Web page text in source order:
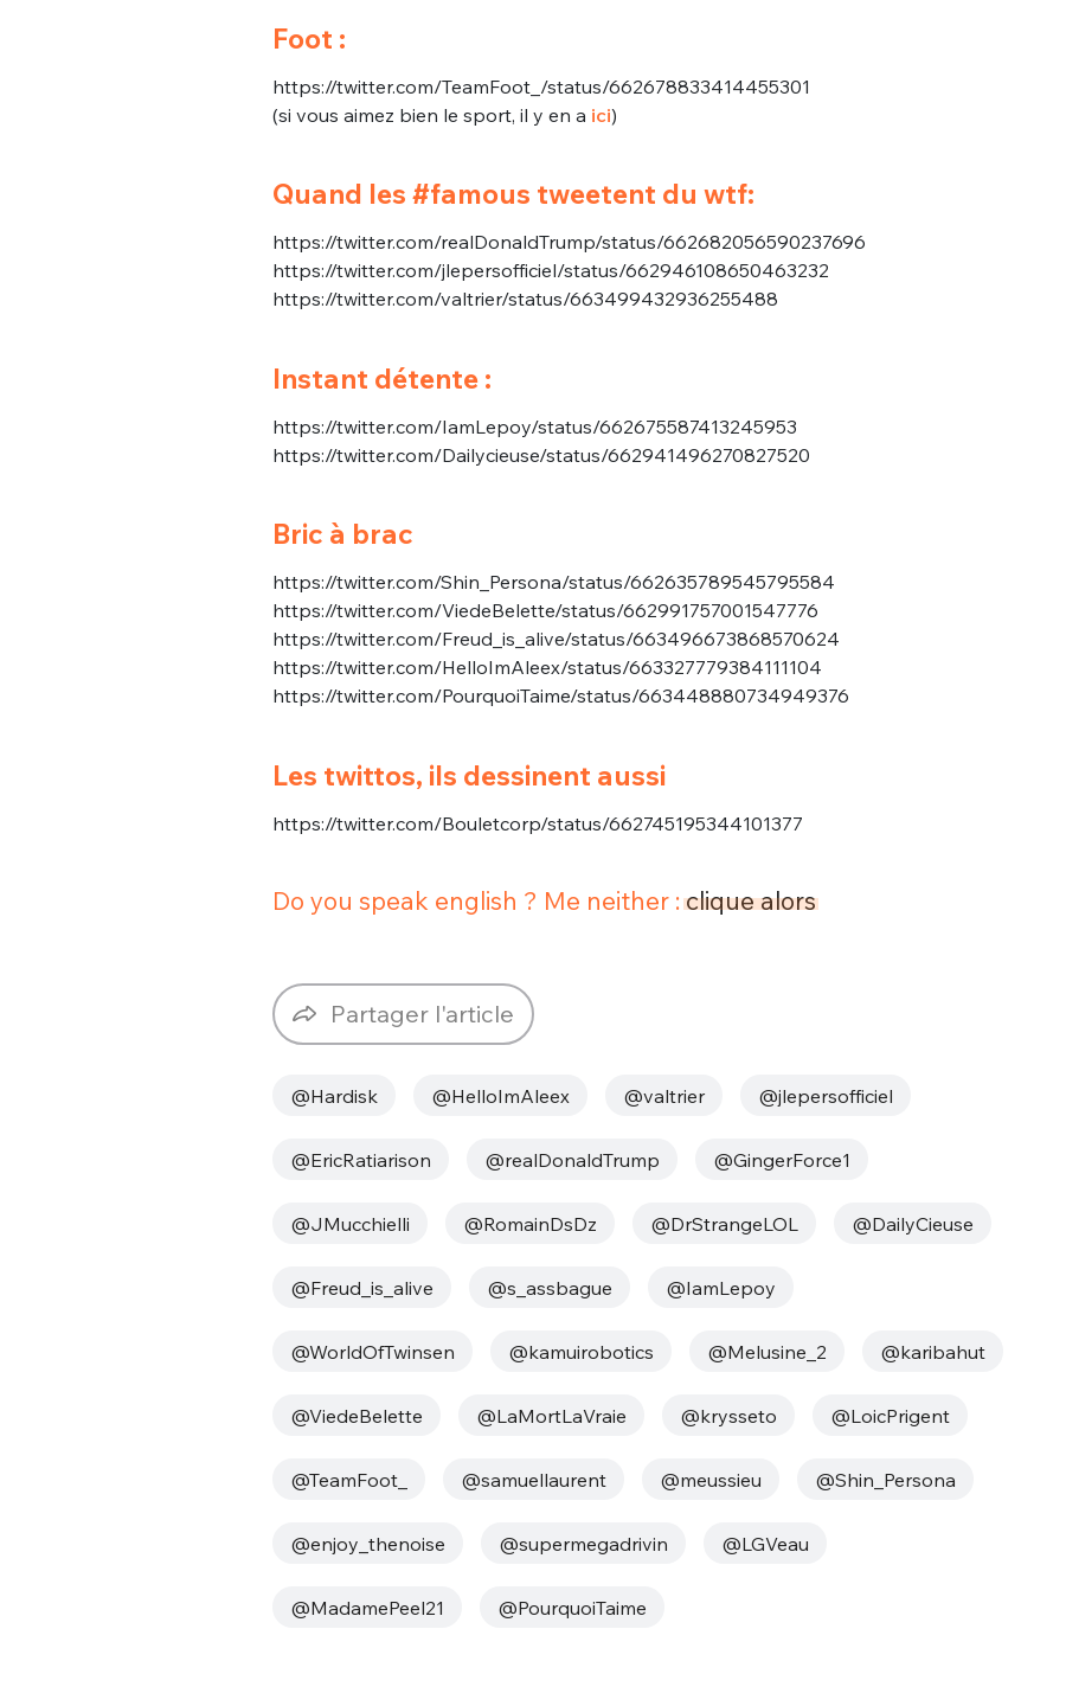
Foot :
https://twitter.com/TeamFoot_/status/662678833414455301
(si vous aimez bien le sport, il y en a ici)
Quand les #famous tweetent du wtf:
https://twitter.com/realDonaldTrump/status/662682056590237696
https://twitter.com/jlepersofficiel/status/662946108650463232
https://twitter.com/valtrier/status/663499432936255488
Instant détente :
https://twitter.com/IamLepoy/status/662675587413245953
https://twitter.com/Dailycieuse/status/662941496270827520
Bric à brac
https://twitter.com/Shin_Persona/status/662635789545795584
https://twitter.com/ViedeBelette/status/662991757001547776
https://twitter.com/Freud_is_alive/status/663496673868570624
https://twitter.com/HelloImAleex/status/663327779384111104
https://twitter.com/PourquoiTaime/status/663448880734949376
Les twittos, ils dessinent aussi
https://twitter.com/Bouletcorp/status/662745195344101377
Do you speak english ? Me neither :clique alors
Partager l'article
@Hardisk @HelloImAleex @valtrier @jlepersofficiel
@EricRatiarison @realDonaldTrump @GingerForce1
@JMucchielli @RomainDsDz @DrStrangeLOL @DailyCieuse
@Freud_is_alive @s_assbague @IamLepoy
@WorldOfTwinsen @kamuirobotics @Melusine_2 @karibahut
@ViedeBelette @LaMortLaVraie @krysseto @LoicPrigent
@TeamFoot_ @samuellaurent @meussieu @Shin_Persona
@enjoy_thenoise @supermegadrivin @LGVeau
@MadamePeel21 @PourquoiTaime
EMAIL*
PASSWORD *
JE M'INSCRIS
Quelques
tweets
C'EST PARTI
Ma propre
M'INSCRIRE